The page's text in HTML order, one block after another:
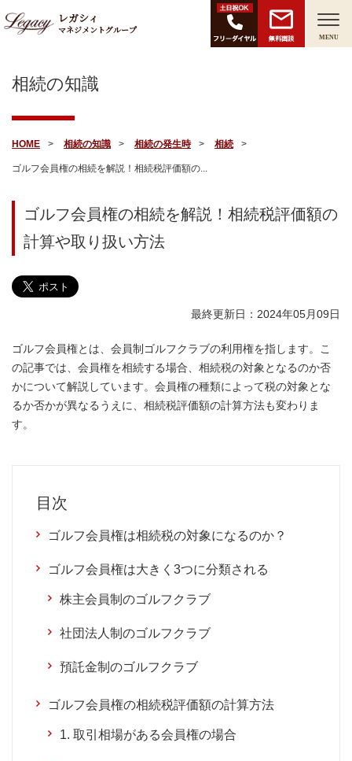
レガシィ
マネジメントグループ
無料面談 MENU
相続の知識
HOME 相続の知識 相続の発生時 相続
ゴルフ会員権の相続を解説！相続税評価額の...
ゴルフ会員権の相続を解説！相続税評価額の
計算や取り扱い方法
最終更新日：2024年05月09日
ゴルフ会員権とは、会員制ゴルフクラブの利用権を指します。こ
の記事では、会員権を相続する場合、相続税の対象となるのか否
かについて解説しています。会員権の種類によって税の対象とな
るか否かが異なるうえに、相続税評価額の計算方法も変わりま
す。
目次
ゴルフ会員権は相続税の対象になるのか？
ゴルフ会員権は大きく3つに分類される
株主会員制のゴルフクラブ
社団法人制のゴルフクラブ
預託金制のゴルフクラブ
ゴルフ会員権の相続税評価額の計算方法
1. 取引相場がある会員権の場合